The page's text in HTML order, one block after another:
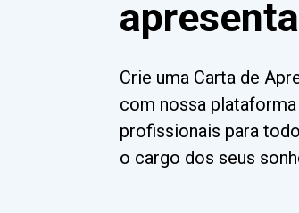
Crie uma Carta de
com nossa
profissionais para
o cargo dos seus